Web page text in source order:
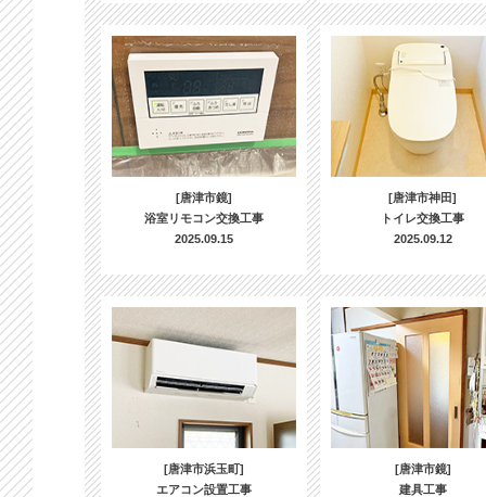
[唐津市鏡]
浴室リモコン交換工事
2025.09.15
[唐津市神田]
トイレ交換工事
2025.09.12
[唐津市浜玉町]
エアコン設置工事
[唐津市鏡]
建具工事